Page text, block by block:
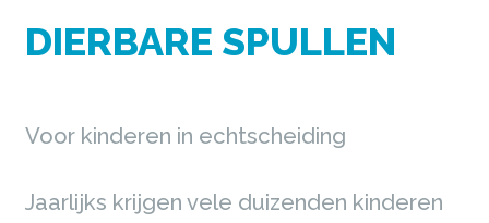
DIERBARE SPULLEN
Voor kinderen in echtscheiding
Jaarlijks krijgen vele duizenden kinderen